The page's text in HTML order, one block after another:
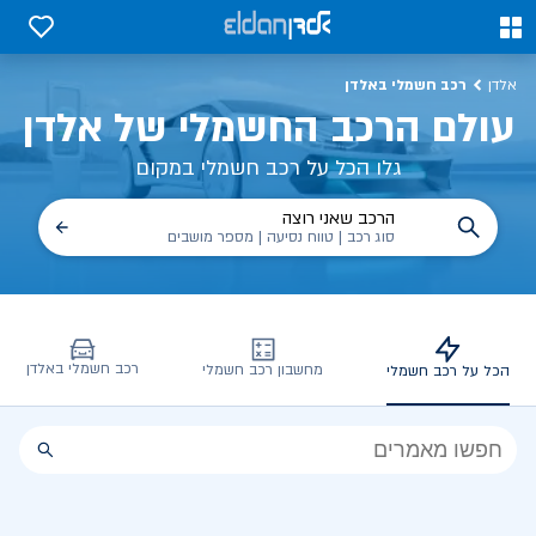
0
0
אלדן רכב חשמלי באלדן
עולם הרכב החשמלי של אלדן
גלו הכל על רכב חשמלי במקום
הרכב שאני רוצה
סוג רכב | טווח נסיעה | מספר מושבים
הכל על רכב חשמלי מחשבון רכב חשמלי רכב חשמלי באלדן
הכל
הכל על רכב חשמלי, שימושים, טכנולוגיה וכל מה שכדי לדעת | אלדן